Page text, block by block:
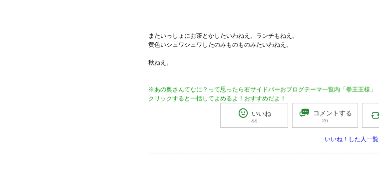
またいっしょにお茶とかしたいわねえ。ランチもねえ。
黄色いシュワシュワしたのみものものみたいわねえ。
秋ねえ。
※あの奥さんてなに？って思ったら右サイドバーおブログテーマ一覧内「拳王王様」
クリックすると一括してよめるよ！おすすめだよ！
いいね
44
コメントする
26
いいね！した人一覧